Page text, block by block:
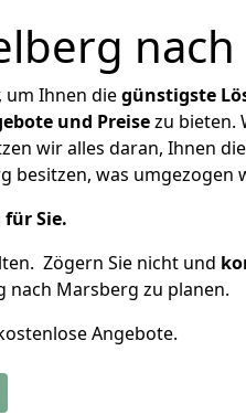
um Ihnen diegünstigste
und Preisezu bieten.
wir alles daran, Ihnen
besitzen, was umgezogen
Sie.
Zögern Sie nicht und
Marsberg zu planen.
Angebote.